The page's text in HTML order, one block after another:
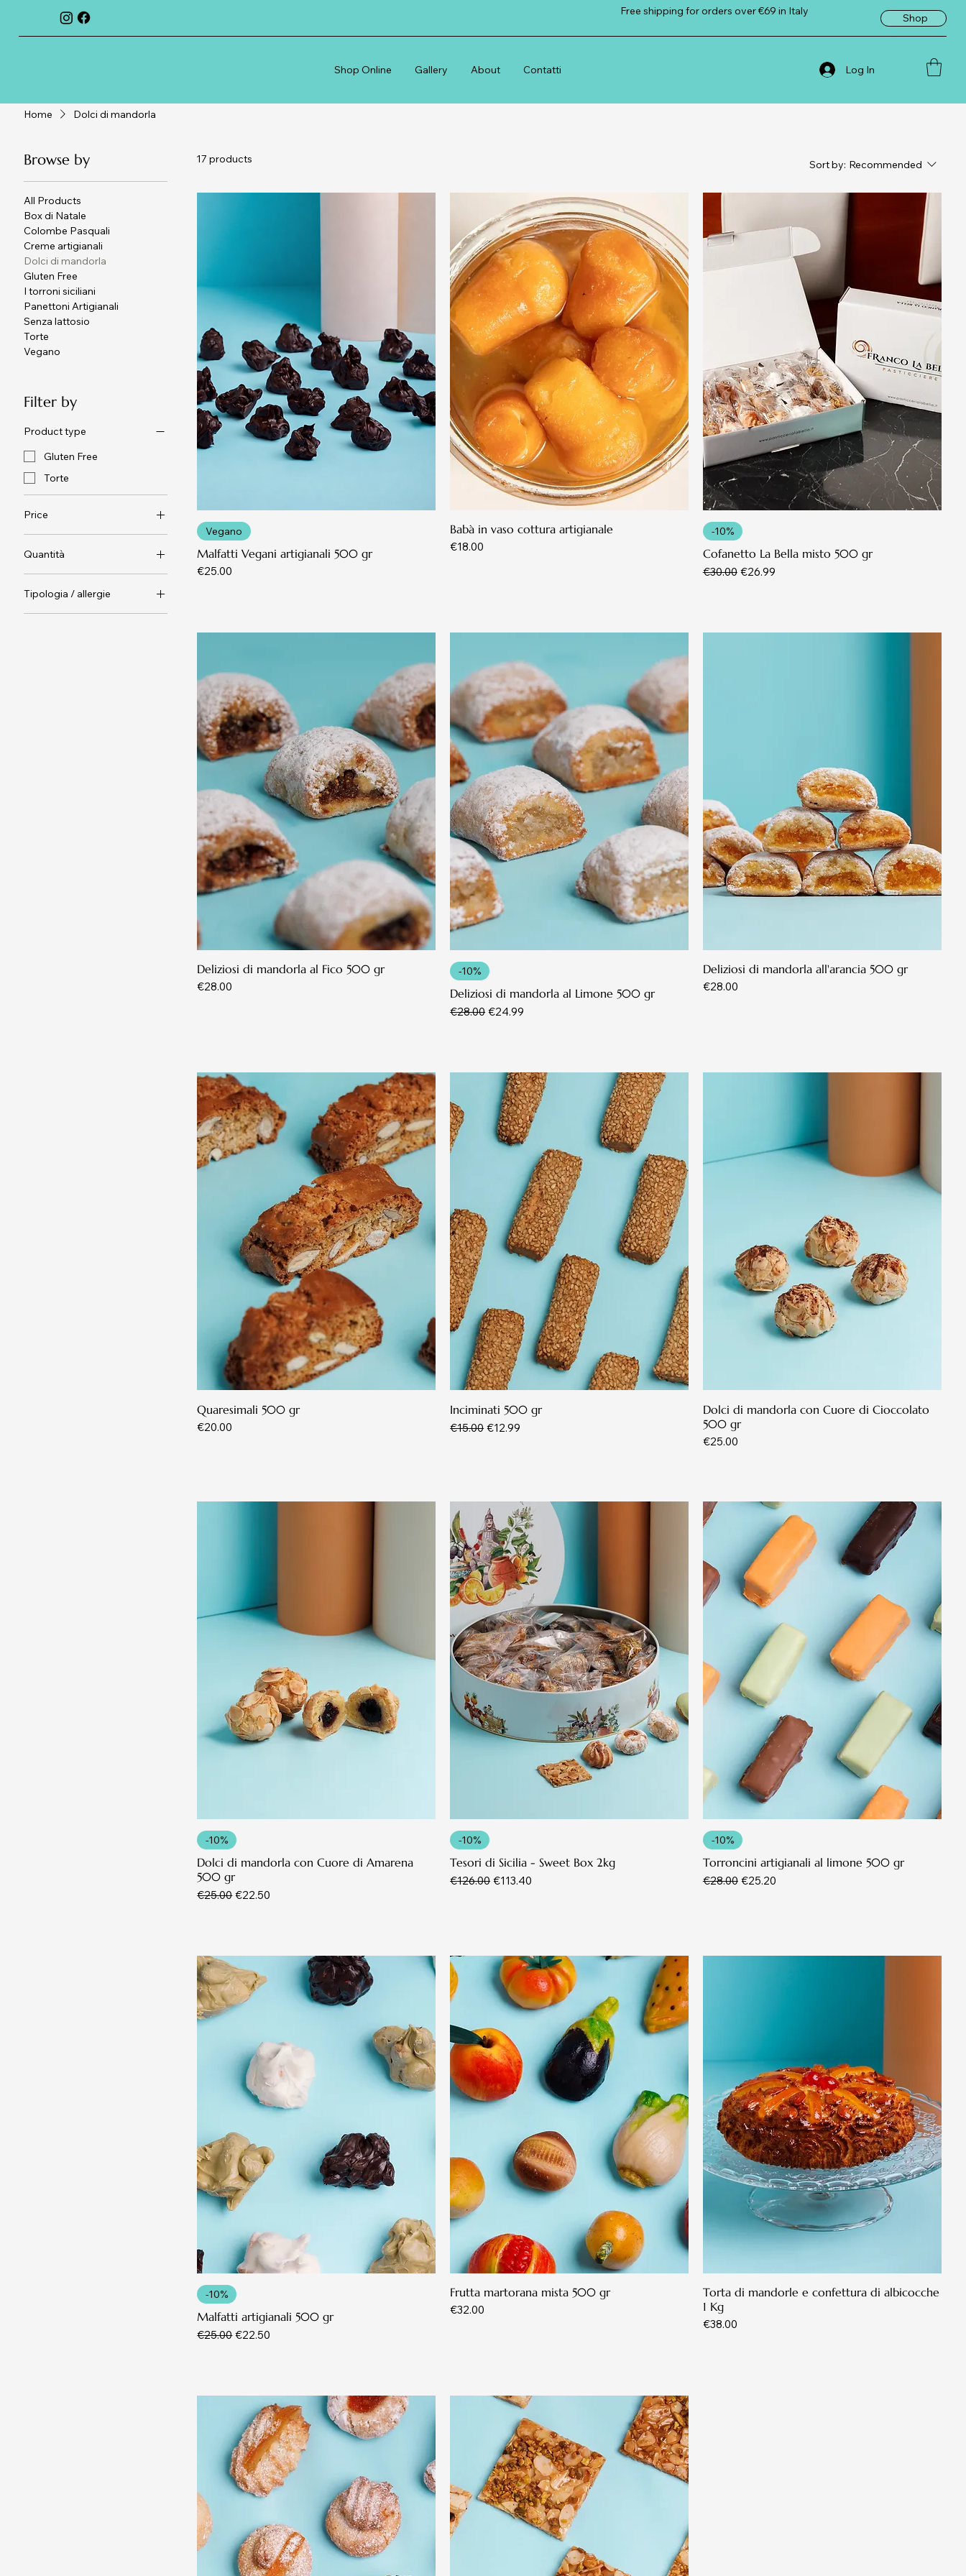
Free shipping for orders over €69 in Italy
Shop
Shop Online Gallery About Contatti Log In
Home Dolci di mandorla
Browse by
All Products
Box di Natale
Colombe Pasquali
Creme artigianali
Dolci di mandorla
Gluten Free
I torroni siciliani
Panettoni Artigianali
Senza lattosio
Torte
Vegano
Filter by
Product type
Gluten Free
Torte
Price
€12 €114
Quantità
500 gr
Tipologia / allergie
17 products Sort by: Recommended
Vegano
Malfatti Vegani artigianali 500 gr
Price
€25.00
Babà in vaso cottura artigianale
Price
€18.00
-10%
Cofanetto La Bella misto 500 gr
Regular Price
€30.00 Sale Price
€26.99
Deliziosi di mandorla al Fico 500 gr
Price
€28.00
-10%
Deliziosi di mandorla al Limone 500 gr
Regular Price
€28.00 Sale Price
€24.99
Deliziosi di mandorla all'arancia 500 gr
Price
€28.00
Quaresimali 500 gr
Price
€20.00
Inciminati 500 gr
Regular Price
€15.00 Sale Price
€12.99
Dolci di mandorla con Cuore di Cioccolato
500 gr
Price
€25.00
-10%
Dolci di mandorla con Cuore di Amarena
500 gr
Regular Price
€25.00Sale Price
€22.50
-10%
Tesori di Sicilia - Sweet Box 2kg
Regular Price
€126.00 Sale Price
€113.40
-10%
Torroncini artigianali al limone 500 gr
Regular Price
€28.00 Sale Price
€25.20
-10%
Malfatti artigianali 500 gr
Regular Price
€25.00Sale Price
€22.50
Frutta martorana mista 500 gr
Price
€32.00
Torta di mandorle e confettura di albicocche
1 Kg
Price
€38.00